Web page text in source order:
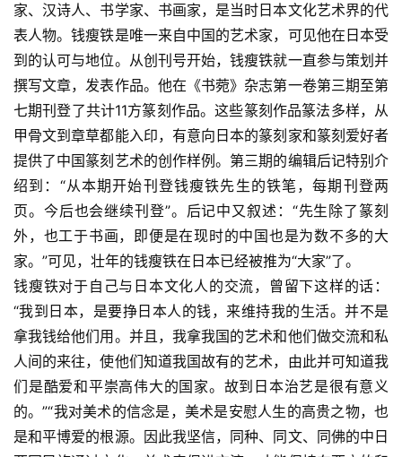
家、汉诗人、书学家、书画家，是当时日本文化艺术界的代
表人物。钱瘦铁是唯一来自中国的艺术家，可见他在日本受
到的认可与地位。从创刊号开始，钱瘦铁就一直参与策划并
撰写文章，发表作品。他在《书菀》杂志第一卷第三期至第
七期刊登了共计11方篆刻作品。这些篆刻作品篆法多样，从
甲骨文到章草都能入印，有意向日本的篆刻家和篆刻爱好者
提供了中国篆刻艺术的创作样例。第三期的编辑后记特别介
绍到：“从本期开始刊登钱瘦铁先生的铁笔，每期刊登两
页。今后也会继续刊登”。后记中又叙述：“先生除了篆刻
外，也工于书画，即便是在现时的中国也是为数不多的大
家。”可见，壮年的钱瘦铁在日本已经被推为“大家”了。
钱瘦铁对于自己与日本文化人的交流，曾留下这样的话：
“我到日本，是要挣日本人的钱，来维持我的生活。并不是
拿我钱给他们用。并且，我拿我国的艺术和他们做交流和私
人间的来往，使他们知道我国故有的艺术，由此并可知道我
们是酷爱和平崇高伟大的国家。故到日本治艺是很有意义
的。”“我对美术的信念是，美术是安慰人生的高贵之物，也
是和平博爱的根源。因此我坚信，同种、同文、同佛的中日